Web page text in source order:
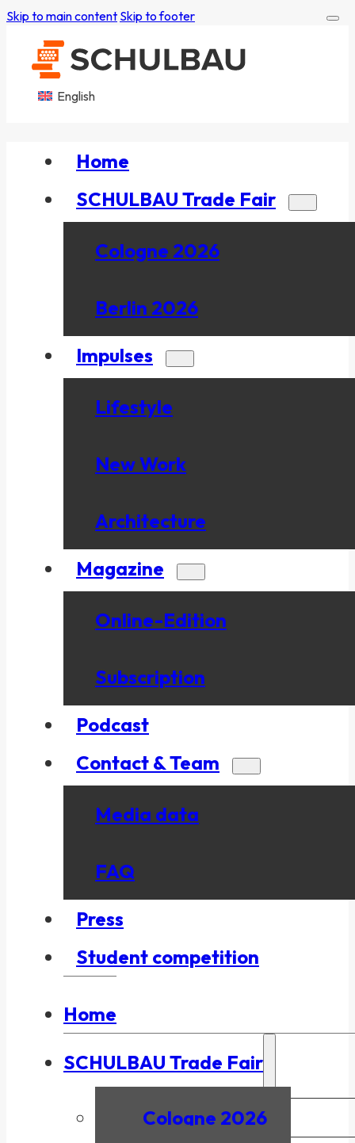
Skip to main content Skip to footer
English
Home
SCHULBAU Trade Fair
Cologne 2026
Berlin 2026
Impulses
Lifestyle
New Work
Architecture
Magazine
Online-Edition
Subscription
Podcast
Contact & Team
Media data
FAQ
Press
Student competition
Home
SCHULBAU Trade Fair
Cologne 2026